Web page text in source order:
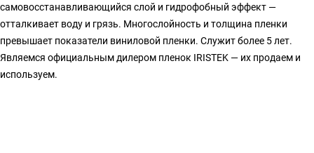
самовосстанавливающийся слой и гидрофобный эффект —
отталкивает воду и грязь. Многослойность и толщина пленки
превышает показатели виниловой пленки. Служит более 5 лет.
Являемся официальным дилером пленок IRISTEK — их продаем и
используем.